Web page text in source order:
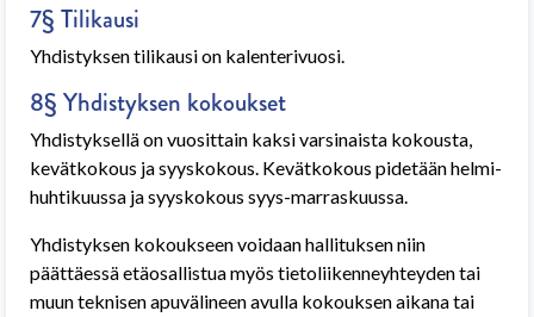
7§ Tilikausi
Yhdistyksen tilikausi on kalenterivuosi.
8§ Yhdistyksen kokoukset
Yhdistyksellä on vuosittain kaksi varsinaista kokousta,
kevätkokous ja syyskokous. Kevätkokous pidetään helmi-
huhtikuussa ja syyskokous syys-marraskuussa.
Yhdistyksen kokoukseen voidaan hallituksen niin
päättäessä etäosallistua myös tietoliikenneyhteyden tai
muun teknisen apuvälineen avulla kokouksen aikana tai